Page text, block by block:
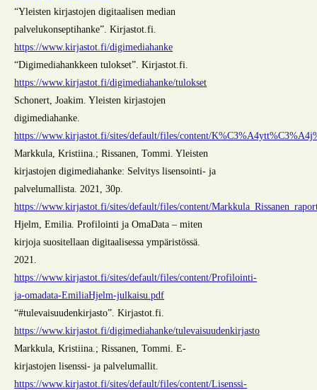
“Yleisten kirjastojen digitaalisen median
palvelukonseptihanke”. Kirjastot.fi.
https://www.kirjastot.fi/digimediahanke
“Digimediahankkeen tulokset”. Kirjastot.fi.
https://www.kirjastot.fi/digimediahanke/tulokset
Schonert, Joakim. Yleisten kirjastojen
digimediahanke.
https://www.kirjastot.fi/sites/default/files/content/
Markkula, Kristiina.; Rissanen, Tommi. Yleisten
kirjastojen digimediahanke: Selvitys lisensointi- ja
palvelumallista. 2021, 30p.
https://www.kirjastot.fi/sites/default/files/content/
Hjelm, Emilia. Profilointi ja OmaData – miten
kirjoja suositellaan digitaalisessa ympäristössä.
2021.
https://www.kirjastot.fi/sites/default/files/content/Profilointi-
ja-omadata-EmiliaHjelm-julkaisu.pdf
“#tulevaisuudenkirjasto”. Kirjastot.fi.
https://www.kirjastot.fi/digimediahanke/tulevaisuudenkirjasto
Markkula, Kristiina.; Rissanen, Tommi. E-
kirjastojen lisenssi- ja palvelumallit.
https://www.kirjastot.fi/sites/default/files/content/Lisenssi-